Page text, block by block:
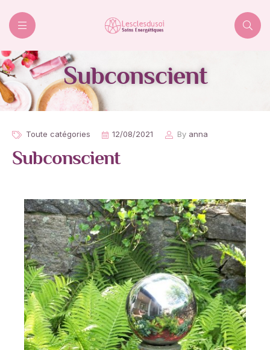
Subconscient
Toute catégories 12/08/2021 By anna
Subconscient